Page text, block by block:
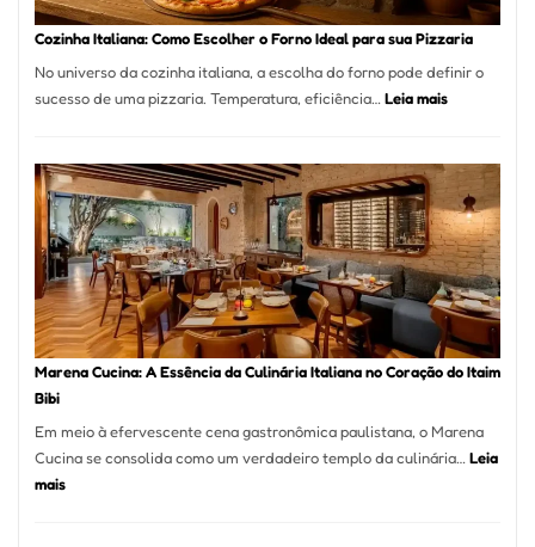
Portal
Resolver
Isso
Cozinha Italiana: Como Escolher o Forno Ideal para sua Pizzaria
No universo da cozinha italiana, a escolha do forno pode definir o
sucesso de uma pizzaria. Temperatura, eficiência…Leia mais:
Como
Escolher
o
Forno
Ideal
para
sua
Pizzaria
Marena Cucina: A Essência da Culinária Italiana no Coração do Itaim
Bibi
Em meio à efervescente cena gastronômica paulistana, o Marena
Cucina se consolida como um verdadeiro templo da culinária… Leia
mais: